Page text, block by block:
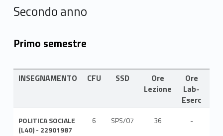
Secondo anno
Primo semestre
INSEGNAMENTO CFU SSD
Ore
Lezione
Ore
Lab-
Eserc
POLITICA SOCIALE
(L40) - 22901987
6 SPS/07 36 -